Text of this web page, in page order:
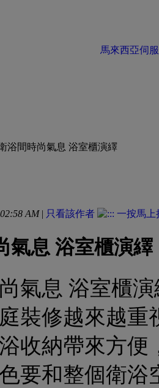
馬來西亞伺
浴間時尚氣息 浴室櫃演繹
AM| 只看該作者
氣息 浴室櫃演繹
氣息 浴室櫃演
裝修越來越重
收納帶來方便
要和整個衛浴